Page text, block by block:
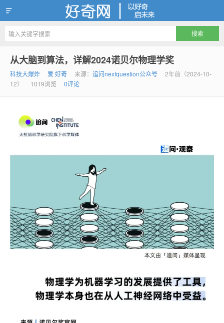
好奇网
从大脑到算法，详解2024诺贝尔物理学奖
科技大爆炸 爱 好奇 来源： 追问nextquestion公众号
2年前（2024-10-
12）
1019浏览 0评论